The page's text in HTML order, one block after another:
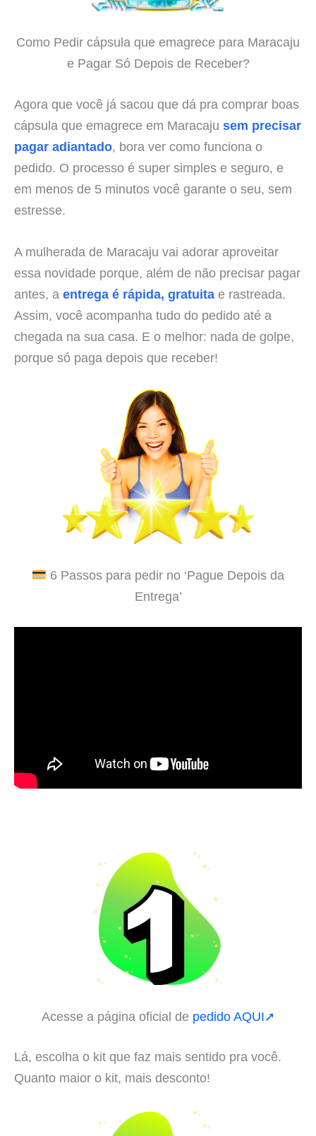
Como Pedir cápsula que emagrece para Maracaju
e Pagar Só Depois de Receber?
Agora que você já sacou que dá pra comprar boas
cápsula que emagrece em Maracaju sem precisar
pagar adiantado, bora ver como funciona o
pedido. O processo é super simples e seguro, e
em menos de 5 minutos você garante o seu, sem
estresse.
A mulherada de Maracaju vai adorar aproveitar
essa novidade porque, além de não precisar pagar
antes, a entrega é rápida, gratuita e rastreada.
Assim, você acompanha tudo do pedido até a
chegada na sua casa. E o melhor: nada de golpe,
porque só paga depois que receber!
6 Passos para pedir no ‘Pague Depois da
Entrega’
Acesse a página oficial de pedido AQUI➚
Lá, escolha o kit que faz mais sentido pra você.
Quanto maior o kit, mais desconto!